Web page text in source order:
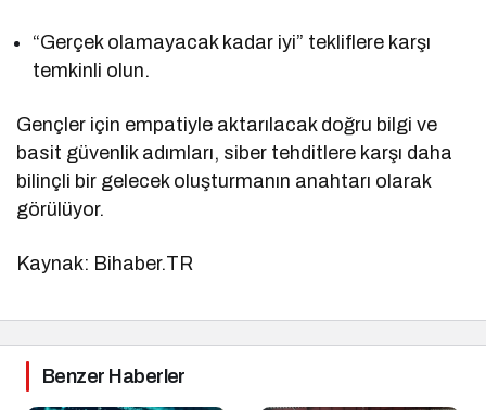
“Gerçek olamayacak kadar iyi” tekliflere karşı
temkinli olun.
Gençler için empatiyle aktarılacak doğru bilgi ve
basit güvenlik adımları, siber tehditlere karşı daha
bilinçli bir gelecek oluşturmanın anahtarı olarak
görülüyor.
Kaynak: Bihaber.TR
Benzer Haberler